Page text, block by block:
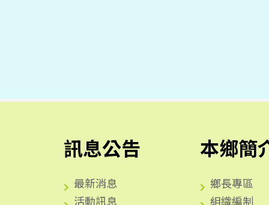
訊息公告
最新消息
活動訊息
本鄉簡
鄉長專區
組織編制